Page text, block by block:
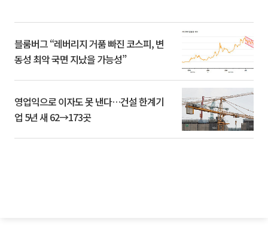
블룸버그 “레버리지 거품 빠진 코스피, 변
동성 최악 국면 지났을 가능성”
영업익으로 이자도 못 낸다…건설 한계기
업 5년 새 62→173곳